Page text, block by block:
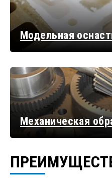
Модельная
Механическая